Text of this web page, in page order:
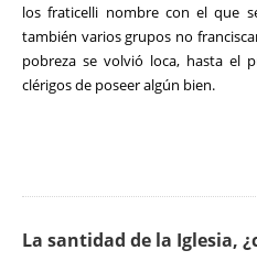
los fraticelli nombre con el que
también varios grupos no
pobreza se volvió loca, hasta el
clérigos de poseer algún bien.
La santidad de la Iglesia,